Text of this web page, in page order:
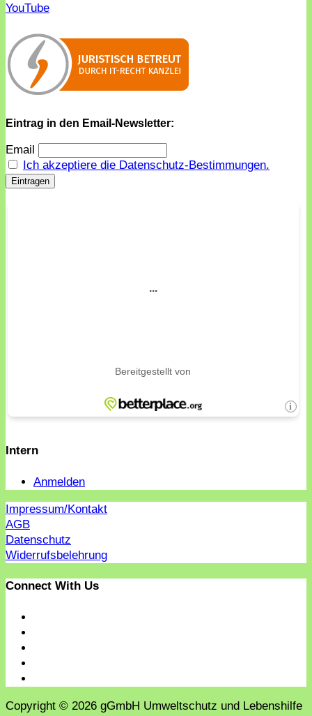
YouTube
Eintrag in den Email-Newsletter:
Email
Ich akzeptiere die Datenschutz-Bestimmungen.
Intern
Anmelden
Impressum/Kontakt
AGB
Datenschutz
Widerrufsbelehrung
Connect With Us
Copyright © 2026 gGmbH Umweltschutz und Lebenshilfe